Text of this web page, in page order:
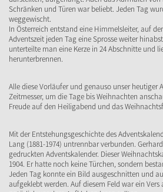
Schränken und Türen war beliebt. Jeden Tag
weggewischt.
In Österreich entstand eine Himmelsleiter, auf
Adventszeit jeden Tag eine Sprosse weiter
unterteilte man eine Kerze in 24 Abschnitte und
herunterbrennen.
Alle diese Vorläufer und genauso unser heutiger
Zeitmesser, um die Tage bis Weihnachten
Freude auf den Heiligabend und das
Mit der Entstehungsgeschichte des
Lang (1881-1974) untrennbar verbunden.
gedruckten Adventskalender. Dieser
1904. Er hatte noch keine Türchen, sondern
Jeden Tag konnte ein Bild ausgeschnitten und
aufgeklebt werden. Auf diesem Feld war ein